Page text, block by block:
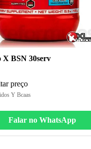
X BSN 30serv
preço
Y Bcaas
Falar no WhatsApp